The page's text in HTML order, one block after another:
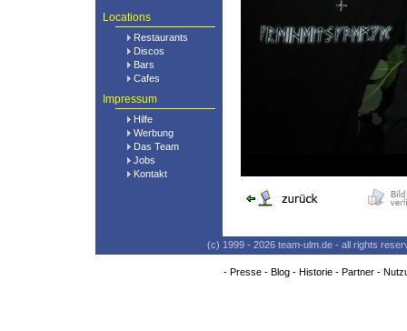
Locations
Restaurants
Discos
Bars
Cafes
Impressum
Hilfe
Werbung
Das Team
Jobs
Kontakt
(c) 1999 - 2026 team-ulm.de - all rights
- Presse- Blog- Historie- Partner-